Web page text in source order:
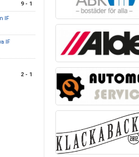
9 - 1
IF
IF
2 - 1